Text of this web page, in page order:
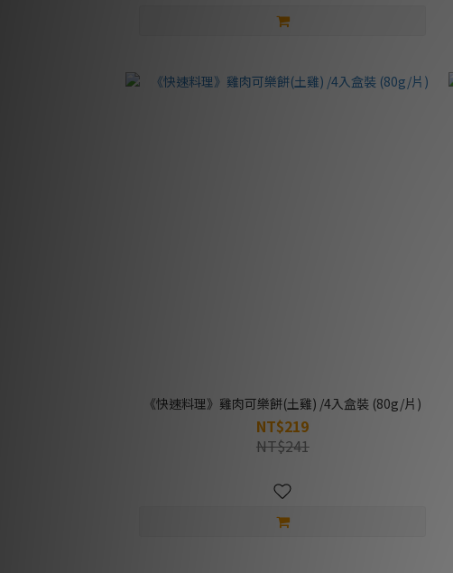
《快速料理》雞肉可樂餅(土雞) /4入盒裝 (80g/片)
NT$219
NT$241